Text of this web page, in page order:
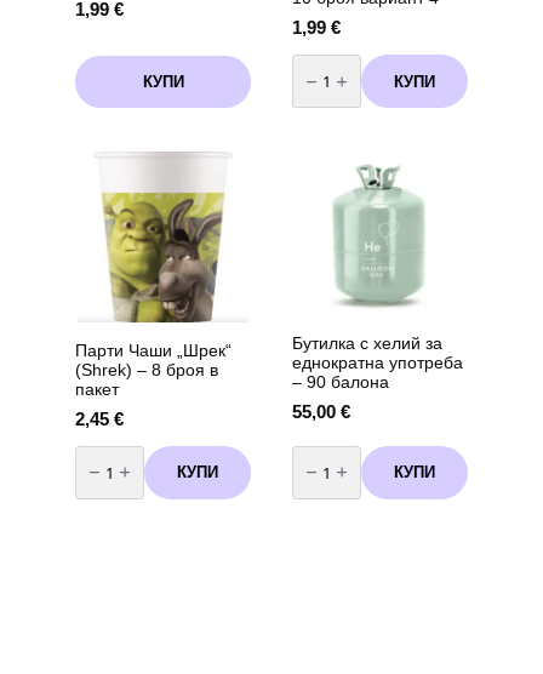
1,99 €
КУПИ
1,99 €
количество
за
Парти
чаши
КУПИ
Парти Чаши „Шрек“
(Shrek) – 8 броя в
пакет
2,45 €
количество
за
Парти
Чаши
КУПИ
Бутилка с хелий за
еднократна употреба
– 90 балона
55,00 €
количество
за
Бутилка
с
КУПИ